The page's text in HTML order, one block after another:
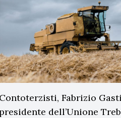
Contoterzisti, Fabrizio
dell’Unione